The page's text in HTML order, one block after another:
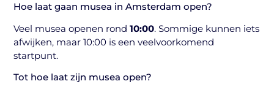
Hoe laat gaan musea in Amsterdam open?
Veel musea openen rond10:00. Sommige kunnen iets
afwijken, maar 10:00 is een veelvoorkomend
startpunt.
Tot hoe laat zijn musea open?